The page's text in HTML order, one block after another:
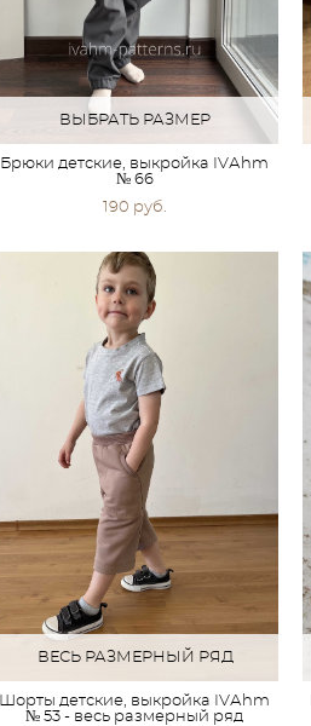
ВЫБРАТЬ РАЗМЕР
Брюки детские, выкройка IVАhm
№ 66
190 pуб.
ВЕСЬ РАЗМЕРНЫЙ РЯД
Шорты детские, выкройка IVАhm
№ 53 - весь размерный ряд